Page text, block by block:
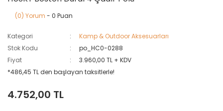
(0) Yorum - 0 Puan
Kategori
Kamp & Outdoor Aksesuarları
Stok Kodu
po_HC0-0288
Fiyat
3.960,00 TL + KDV
*486,45 TL den başlayan taksitlerle!
4.752,00 TL